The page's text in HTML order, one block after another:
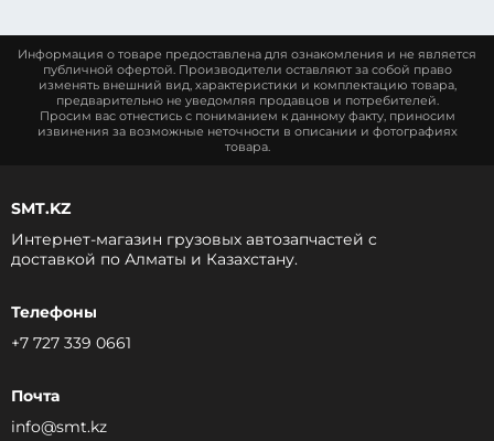
Информация о товаре предоставлена для ознакомления и не является
публичной офертой. Производители оставляют за собой право
изменять внешний вид, характеристики и комплектацию товара,
предварительно не уведомляя продавцов и потребителей.
Просим вас отнестись с пониманием к данному факту, приносим
извинения за возможные неточности в описании и фотографиях
товара.
SMT.KZ
Интернет-магазин грузовых автозапчастей c
доставкой по Алматы и Казахстану.
Телефоны
+7 727 339 0661
Почта
info@smt.kz